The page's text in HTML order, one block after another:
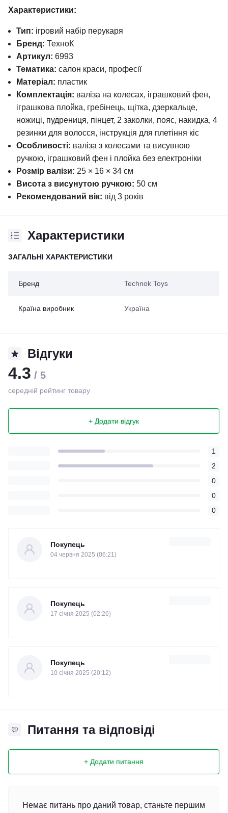
Характеристики:
Тип: ігровий набір перукаря
Бренд: ТехноК
Артикул: 6993
Тематика: салон краси, професії
Матеріал: пластик
Комплектація: валіза на колесах, іграшковий фен,
іграшкова плойка, гребінець, щітка, дзеркальце,
ножиці, пудрениця, пінцет, 2 заколки, пояс, накидка, 4
резинки для волосся, інструкція для плетіння кіс
Особливості: валіза з колесами та висувною
ручкою, іграшковий фен і плойка без електроніки
Розмір валізи: 25 × 16 × 34 см
Висота з висунутою ручкою: 50 см
Рекомендований вік: від 3 років
Характеристики
ЗАГАЛЬНІ ХАРАКТЕРИСТИКИ
Бренд Technok Toys
Країна виробник Україна
Відгуки
4.3 / 5
середній рейтинг товару
+ Додати відгук
1
2
0
0
0
Покупець
04 червня 2025 (06:21)
Покупець
17 cічня 2025 (02:26)
Покупець
10 cічня 2025 (20:12)
Питання та відповіді
+ Додати питання
Немає питань про даний товар, станьте першим